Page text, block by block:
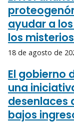
ayudar a
los
18 de agosto de
El gobierno
una
desenlaces
bajos